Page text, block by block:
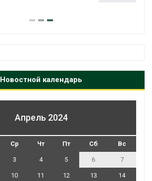
Новостной календарь
Апрель 2024
Ср Чт Пт Сб Вс
3 4 5 6 7
10 11 12 13 14